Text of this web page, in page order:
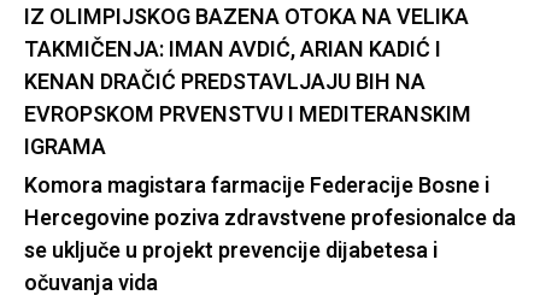
IZ OLIMPIJSKOG BAZENA OTOKA NA VELIKA
TAKMIČENJA: IMAN AVDIĆ, ARIAN KADIĆ I
KENAN DRAČIĆ PREDSTAVLJAJU BIH NA
EVROPSKOM PRVENSTVU I MEDITERANSKIM
IGRAMA
Komora magistara farmacije Federacije Bosne i
Hercegovine poziva zdravstvene profesionalce da
se uključe u projekt prevencije dijabetesa i
očuvanja vida